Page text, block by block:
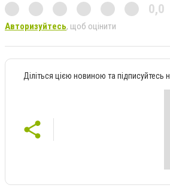
0,0
Авторизуйтесь, щоб оцінити
Діліться цією новиною та підписуйтесь